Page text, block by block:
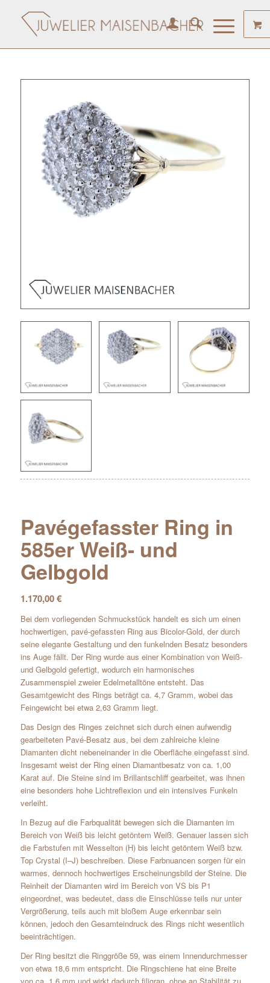
Pavégefasster Ring in
585er Weiß- und
Gelbgold
1.170,00€
Bei dem vorliegenden Schmuckstück handelt es sich um einen
hochwertigen, pavé-gefassten Ring aus Bicolor-Gold, der durch
seine elegante Gestaltung und den funkelnden Besatz besonders
ins Auge fällt. Der Ring wurde aus einer Kombination von Weiß-
und Gelbgold gefertigt, wodurch ein harmonisches
Zusammenspiel zweier Edelmetalltöne entsteht. Das
Gesamtgewicht des Rings beträgt ca. 4,7 Gramm, wobei das
Feingewicht bei etwa 2,63 Gramm liegt.
Das Design des Ringes zeichnet sich durch einen aufwendig
gearbeiteten Pavé-Besatz aus, bei dem zahlreiche kleine
Diamanten dicht nebeneinander in die Oberfläche eingefasst sind.
Insgesamt weist der Ring einen Diamantbesatz von ca. 1,00
Karat auf. Die Steine sind im Brillantschliff gearbeitet, was ihnen
eine besonders hohe Lichtreflexion und ein intensives Funkeln
verleiht.
In Bezug auf die Farbqualität bewegen sich die Diamanten im
Bereich von Weiß bis leicht getöntem Weiß. Genauer lassen sich
die Farbstufen mit Wesselton (H) bis leicht getöntem Weiß bzw.
Top Crystal (I–J) beschreiben. Diese Farbnuancen sorgen für ein
warmes, dennoch hochwertiges Erscheinungsbild der Steine. Die
Reinheit der Diamanten wird im Bereich von VS bis P1
eingeordnet, was bedeutet, dass die Einschlüsse teils nur unter
Vergrößerung, teils auch mit bloßem Auge erkennbar sein
können, jedoch den Gesamteindruck des Rings nicht wesentlich
beeinträchtigen.
Der Ring besitzt die Ringgröße 59, was einem Innendurchmesser
von etwa 18,6 mm entspricht. Die Ringschiene hat eine Breite